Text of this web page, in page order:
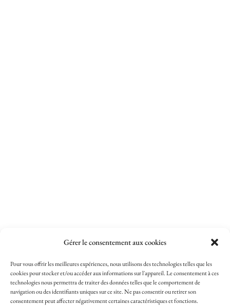
Gérer le consentement aux cookies
Pour vous offrir les meilleures expériences, nous utilisons des technologies telles que les
cookies pour stocker et/ou accéder aux informations sur l'appareil. Le consentement à ces
technologies nous permettra de traiter des données telles que le comportement de
navigation ou des identifiants uniques sur ce site. Ne pas consentir ou retirer son
consentement peut affecter négativement certaines caractéristiques et fonctions.